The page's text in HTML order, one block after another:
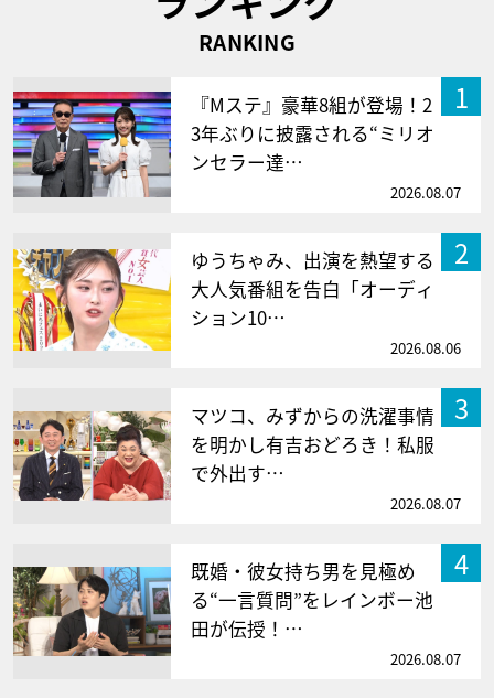
RANKING
1
『Mステ』豪華8組が登場！2
3年ぶりに披露される“ミリオ
ンセラー達…
2026.08.07
2
ゆうちゃみ、出演を熱望する
大人気番組を告白「オーディ
ション10…
2026.08.06
3
マツコ、みずからの洗濯事情
を明かし有吉おどろき！私服
で外出す…
2026.08.07
4
既婚・彼女持ち男を見極め
る“一言質問”をレインボー池
田が伝授！…
2026.08.07